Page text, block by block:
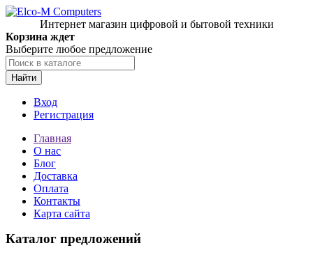
Интернет магазин цифровой и бытовой техники
Корзина ждет
Выберите любое предложение
Найти
Вход
Регистрация
Главная
О нас
Блог
Доставка
Оплата
Контакты
Карта сайта
Каталог предложений